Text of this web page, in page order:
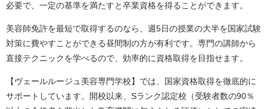
必要で、一定の基準を満たすと卒業資格を得ることができます。
美容師免許を最短で取得するのなら、週5日の授業の大半を国家試験
対策に費やすことができる昼間制の方が有利です。専門の講師から
直接テクニックを学べるので、効率的に資格取得を目指せます。
【ヴェールルージュ美容専門学校】では、国家資格取得を徹底的に
サポートしています。
開校以来、Sランク認定校（受験者数の90％